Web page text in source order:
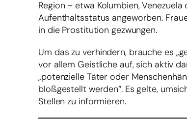
Region – etwa Kolumbien,
Aufenthaltsstatus angeworben.
in die Prostitution gezwungen.
Um das zu verhindern, brauche es
vor allem Geistliche auf, sich aktiv
„potenzielle Täter oder
bloßgestellt werden“. Es gelte,
Stellen zu informieren.